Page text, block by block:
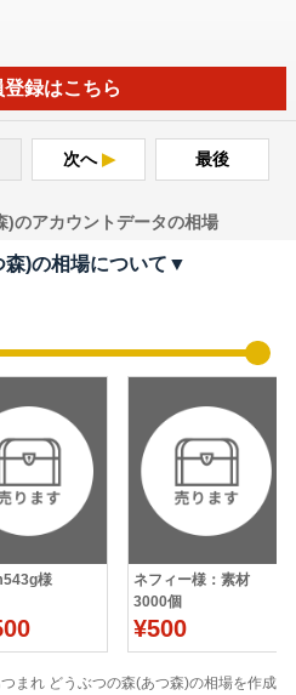
録はこちら
次へ 最後
)のアカウントデータの相場
森)の相場について▼
様
ネフィー様：素材
3000個
¥500
まれ どうぶつの森(あつ森)の相場を作成